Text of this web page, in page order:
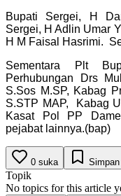
Bupati Sergei, H
Sergei, H Adlin Umar
H M Faisal Hasrimi.
Sementara Plt
Perhubungan Drs
S.Sos M.SP, Kabag
S.STP MAP, Kabag
Kasat Pol PP
pejabat lainnya.(bap)
0 suka Simpan
Topik
No topics for this article